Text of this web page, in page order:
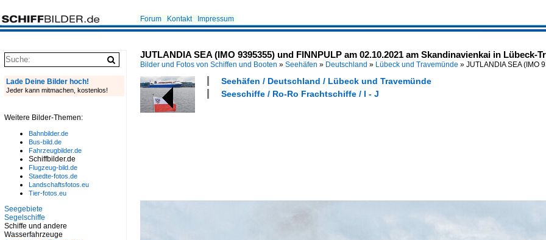
Forum Kontakt Impressum
JUTLANDIA SEA (IMO 9395355) und FINNPULP am 02.10.2021 am Skandinavienkai in Lübeck-
Bilder und Fotos von Schiffen und Booten » Seehäfen » Deutschland » Lübeck und Travemünde » JUTLANDIA SEA (IMO
Seehäfen / Deutschland / Lübeck und Travemünde
Seeschiffe / Ro-Ro Frachtschiffe / I - J
Lade Deine Bilder hoch!
Jeder kann mitmachen, kostenlos!
Weitere Bilder-Themen:
Bahnbilder.de
Bus-bild.de
Fahrzeugbilder.de
Schiffbilder.de
Flugzeug-bild.de
Staedte-fotos.de
Landschaftsfotos.eu
Tier-fotos.eu
Seegebiete
Segelschiffe
Schiffe und andere
Wasserfahrzeuge